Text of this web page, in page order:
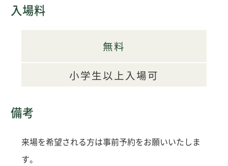
入場料
無料
小学生以上入場可
備考
来場を希望される方は事前予約をお願いいたしま
す。